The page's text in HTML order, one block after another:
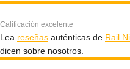
Calificación excelente
Lea reseñas auténticas de Rail
dicen sobre nosotros.